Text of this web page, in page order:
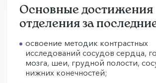
Основные достижения
отделения за
освоение методик контрастных
исследований сосудов сердца,
мозга, шеи, грудной полости,
нижних конечностей;